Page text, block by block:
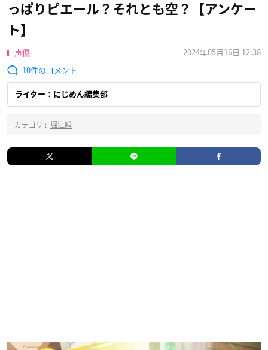
っぱりピエール？それとも空？【アンケー
ト】
声優
2024年05月16日 12:38
10
ライター：にじめん編集部
カテゴリ : 堀江瞬